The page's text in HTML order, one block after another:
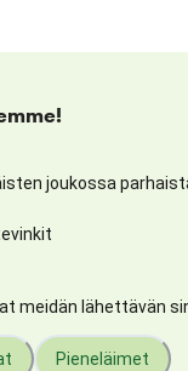
joukossa
meidän lähettävän
Pieneläimet